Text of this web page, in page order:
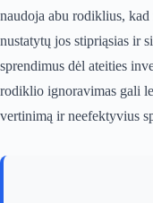
naudoja abu rodiklius,
nustatytų jos stipriąsias ir
sprendimus dėl ateities
rodiklio ignoravimas gali
vertinimą ir neefektyvius